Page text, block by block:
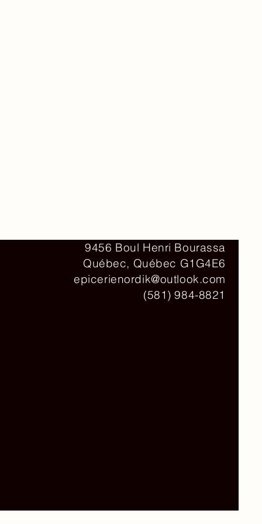
9456 Boul Henri Bourassa
Québec, Québec G1G4E6
epicerienordik@outlook.com
(581) 984-8821